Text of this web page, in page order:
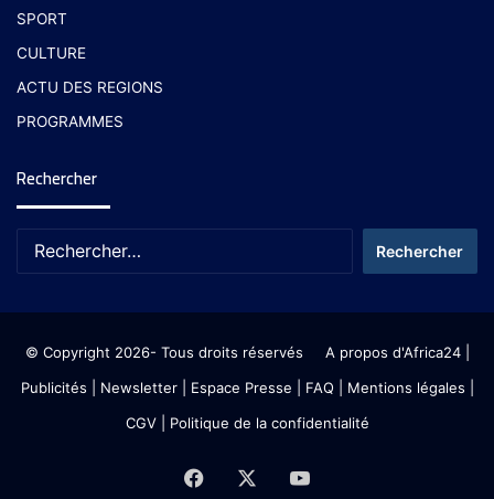
SPORT
CULTURE
ACTU DES REGIONS
PROGRAMMES
Rechercher
© Copyright 2026- Tous droits réservés A propos d'Africa24|
Publicités
Newsletter| Espace Presse | FAQ | Mentions légales
CGV| Politique de la confidentialité